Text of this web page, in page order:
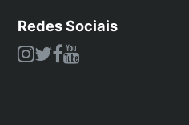
Redes Sociais